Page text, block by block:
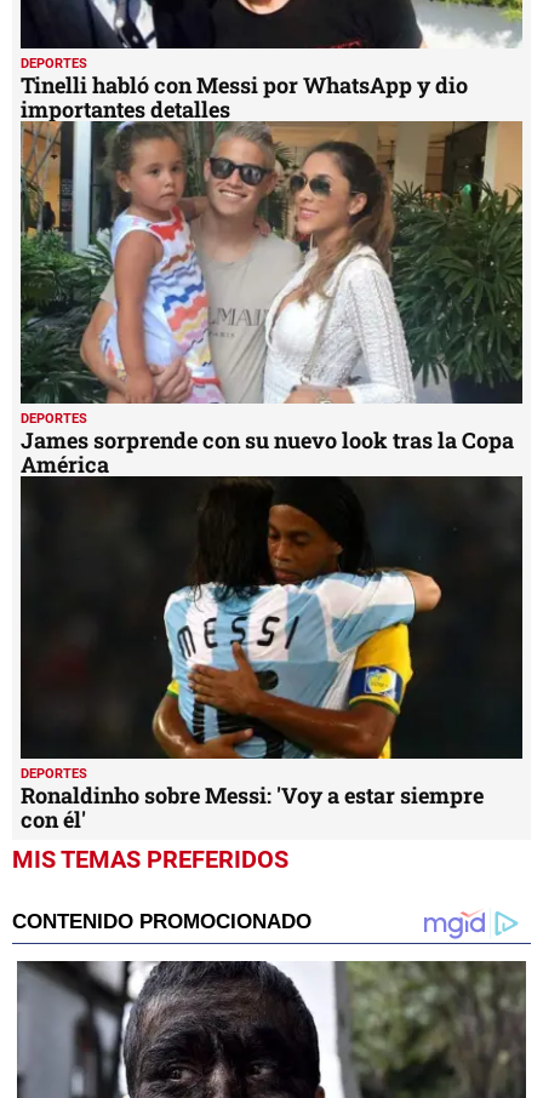
DEPORTES
Tinelli habló con Messi por WhatsApp y dio
importantes detalles
DEPORTES
James sorprende con su nuevo look tras la Copa
América
DEPORTES
Ronaldinho sobre Messi: 'Voy a estar siempre
con él'
MIS TEMAS PREFERIDOS